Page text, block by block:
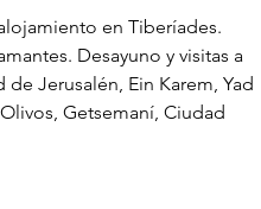
en Tiberíades.
Desayuno y visitas a
Jerusalén, Ein Karem, Yad
Getsemaní, Ciudad